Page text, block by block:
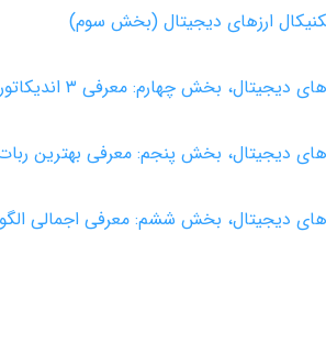
ارزهای دیجیتال (بخش سوم)
بخش چهارم: معرفی ۳ اندیکاتور محبوب
دیجیتال، بخش پنجم: معرفی بهترین
های دیجیتال، بخش ششم: معرفی اجمالی